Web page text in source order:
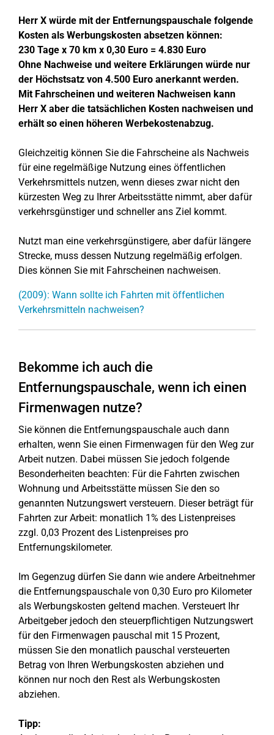
Herr X würde mit der Entfernungspauschale folgende
Kosten als Werbungskosten absetzen können:
230 Tage x 70 km x 0,30 Euro = 4.830 Euro
Ohne Nachweise und weitere Erklärungen würde nur
der Höchstsatz von 4.500 Euro anerkannt werden.
Mit Fahrscheinen und weiteren Nachweisen kann
Herr X aber die tatsächlichen Kosten nachweisen und
erhält so einen höheren Werbekostenabzug.
Gleichzeitig können Sie die Fahrscheine als Nachweis
für eine regelmäßige Nutzung eines öffentlichen
Verkehrsmittels nutzen, wenn dieses zwar nicht den
kürzesten Weg zu Ihrer Arbeitsstätte nimmt, aber dafür
verkehrsgünstiger und schneller ans Ziel kommt.
Nutzt man eine verkehrsgünstigere, aber dafür längere
Strecke, muss dessen Nutzung regelmäßig erfolgen.
Dies können Sie mit Fahrscheinen nachweisen.
(2009): Wann sollte ich Fahrten mit öffentlichen
Verkehrsmitteln nachweisen?
Bekomme ich auch die
Entfernungspauschale, wenn ich einen
Firmenwagen nutze?
Sie können die Entfernungspauschale auch dann
erhalten, wenn Sie einen Firmenwagen für den Weg zur
Arbeit nutzen. Dabei müssen Sie jedoch folgende
Besonderheiten beachten: Für die Fahrten zwischen
Wohnung und Arbeitsstätte müssen Sie den so
genannten Nutzungswert versteuern. Dieser beträgt für
Fahrten zur Arbeit: monatlich 1% des Listenpreises
zzgl. 0,03 Prozent des Listenpreises pro
Entfernungskilometer.
Im Gegenzug dürfen Sie dann wie andere Arbeitnehmer
die Entfernungspauschale von 0,30 Euro pro Kilometer
als Werbungskosten geltend machen. Versteuert Ihr
Arbeitgeber jedoch den steuerpflichtigen Nutzungswert
für den Firmenwagen pauschal mit 15 Prozent,
müssen Sie den monatlich pauschal versteuerten
Betrag von Ihren Werbungskosten abziehen und
können nur noch den Rest als Werbungskosten
abziehen.
Tipp: